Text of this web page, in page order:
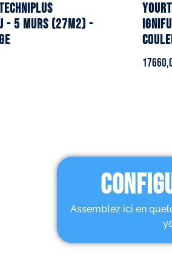
- 5 murs (27m2) -
Assemblez ici en